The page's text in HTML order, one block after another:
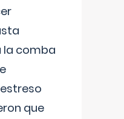
la comba
que